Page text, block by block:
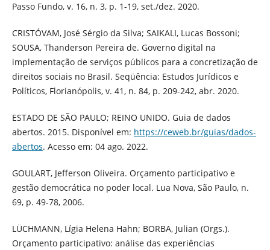
Passo Fundo, v. 16, n. 3, p. 1-19, set./dez. 2020.
CRISTÓVAM, José Sérgio da Silva; SAIKALI, Lucas Bossoni;
SOUSA, Thanderson Pereira de. Governo digital na
implementação de serviços públicos para a concretização de
direitos sociais no Brasil. Seqüência: Estudos Jurídicos e
Políticos, Florianópolis, v. 41, n. 84, p. 209-242, abr. 2020.
ESTADO DE SÃO PAULO; REINO UNIDO. Guia de dados
abertos. 2015. Disponível em: https://ceweb.br/guias/dados-
abertos. Acesso em: 04 ago. 2022.
GOULART, Jefferson Oliveira. Orçamento participativo e
gestão democrática no poder local. Lua Nova, São Paulo, n.
69, p. 49-78, 2006.
LÜCHMANN, Lígia Helena Hahn; BORBA, Julian (Orgs.).
Orçamento participativo: análise das experiências